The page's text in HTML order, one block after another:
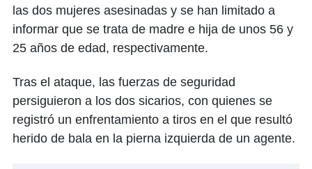
las dos mujeres asesinadas y se han limitado a
informar que se trata de madre e hija de unos 56 y
25 años de edad, respectivamente.
Tras el ataque, las fuerzas de seguridad
persiguieron a los dos sicarios, con quienes se
registró un enfrentamiento a tiros en el que resultó
herido de bala en la pierna izquierda de un agente.